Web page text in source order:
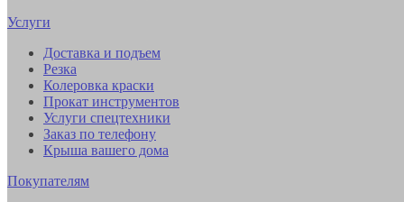
Услуги
Доставка и подъем
Резка
Колеровка краски
Прокат инструментов
Услуги спецтехники
Заказ по телефону
Крыша вашего дома
Покупателям